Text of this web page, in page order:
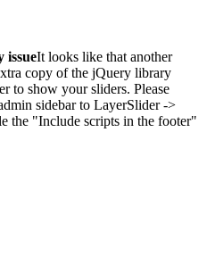
issueIt looks like that another
copy of the jQuery library
to show your sliders. Please
sidebar to LayerSlider ->
the "Include scripts in the footer"